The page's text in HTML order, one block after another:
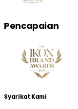
Pencapaian
Syarikat Kami